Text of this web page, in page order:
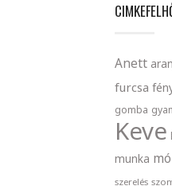
Anett
furcsa
gomba
Keve
munka
szerelés